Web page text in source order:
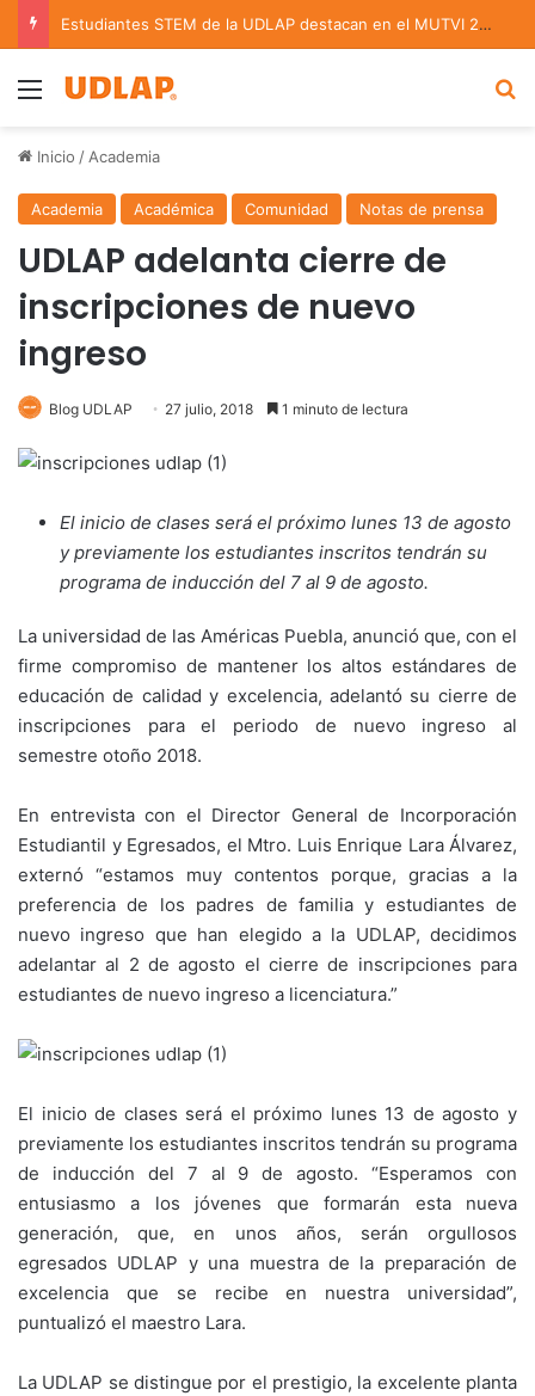
Estudiantes STEM de la UDLAP destacan en el MUTVI 2026
Menu
Inicio / Academia
Academia Académica Comunidad Notas de prensa
UDLAP adelanta cierre de
inscripciones de nuevo
ingreso
Blog UDLAP 27 julio, 2018 1 minuto de lectura
El inicio de clases será el próximo lunes 13 de agosto
y previamente los estudiantes inscritos tendrán su
programa de inducción del 7 al 9 de agosto.
La universidad de las Américas Puebla, anunció que, con el
firme compromiso de mantener los altos estándares de
educación de calidad y excelencia, adelantó su cierre de
inscripciones para el periodo de nuevo ingreso al
semestre otoño 2018.
En entrevista con el Director General de Incorporación
Estudiantil y Egresados, el Mtro. Luis Enrique Lara Álvarez,
externó “estamos muy contentos porque, gracias a la
preferencia de los padres de familia y estudiantes de
nuevo ingreso que han elegido a la UDLAP, decidimos
adelantar al 2 de agosto el cierre de inscripciones para
estudiantes de nuevo ingreso a licenciatura.”
El inicio de clases será el próximo lunes 13 de agosto y
previamente los estudiantes inscritos tendrán su programa
de inducción del 7 al 9 de agosto. “Esperamos con
entusiasmo a los jóvenes que formarán esta nueva
generación, que, en unos años, serán orgullosos
egresados UDLAP y una muestra de la preparación de
excelencia que se recibe en nuestra universidad”,
puntualizó el maestro Lara.
La UDLAP se distingue por el prestigio, la excelente planta